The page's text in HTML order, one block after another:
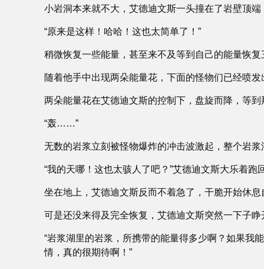
小岩洞本来就不大，艾德迪文斯一头撞在了岩壁顶端
“原来是这样！哈哈！这也太简单了！”
稍微恢复一些能量，甚至来不及等到自己的能量恢
随着他手中出现两朵能量花，下面的怪物们已经喷
两朵能量花在艾德迪文斯的控制下，盘旋而降，等
“轰……”
无数的岩浆立刻被怪物爆炸的冲击波激起，整个岩
“我的天哪！这也太骇人了吧？”艾德迪文斯大乐着
坐在地上，艾德迪文斯反而不着急了，干脆开始休息
可是还没来得及完全恢复，艾德迪文斯突然一下子睁
“岩浆湖里的岩浆，所携带的能量得多少啊？如果我
情，真的很期待啊！”